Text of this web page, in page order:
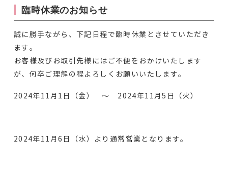
臨時休業のお知らせ
誠に勝手ながら、下記日程で臨時休業とさせていただき
ます。
お客様及びお取引先様にはご不便をおかけいたします
が、何卒ご理解の程よろしくお願いいたします。
2024年11月1日（金） ～ 2024年11月5日（火）
2024年11月6日（水）より通常営業となります。